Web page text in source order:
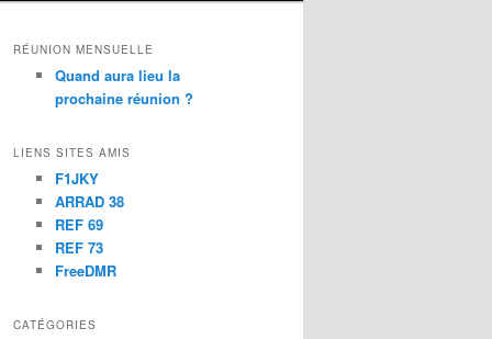
RÉUNION MENSUELLE
Quand aura lieu la
prochaine réunion ?
LIENS SITES AMIS
F1JKY
ARRAD 38
REF 69
REF 73
FreeDMR
CATÉGORIES